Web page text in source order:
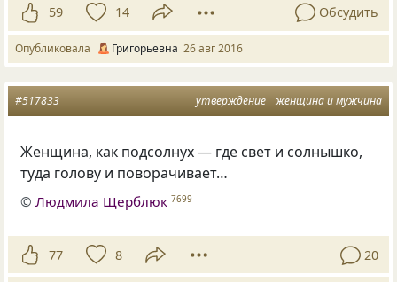
59 14 Обсудить
Опубликовала Григорьевна 26 авг 2016
утверждение женщина и мужчина
#517833
Женщина, как подсолнух — где свет и солнышко,
туда голову и поворачивает…
©Людмила Щерблюк 7699
77 8 20